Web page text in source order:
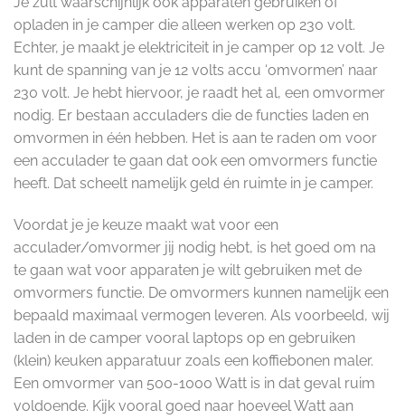
opladen in je camper die alleen werken op 230 volt.
Echter, je maakt je elektriciteit in je camper op 12 volt. Je
kunt de spanning van je 12 volts accu ‘omvormen’ naar
230 volt. Je hebt hiervoor, je raadt het al, een omvormer
nodig. Er bestaan acculaders die de functies laden en
omvormen in één hebben. Het is aan te raden om voor
een acculader te gaan dat ook een omvormers functie
heeft. Dat scheelt namelijk geld én ruimte in je camper.
Voordat je je keuze maakt wat voor een
acculader/omvormer jij nodig hebt, is het goed om na
te gaan wat voor apparaten je wilt gebruiken met de
omvormers functie. De omvormers kunnen namelijk een
bepaald maximaal vermogen leveren. Als voorbeeld, wij
laden in de camper vooral laptops op en gebruiken
(klein) keuken apparatuur zoals een koffiebonen maler.
Een omvormer van 500-1000 Watt is in dat geval ruim
voldoende. Kijk vooral goed naar hoeveel Watt aan